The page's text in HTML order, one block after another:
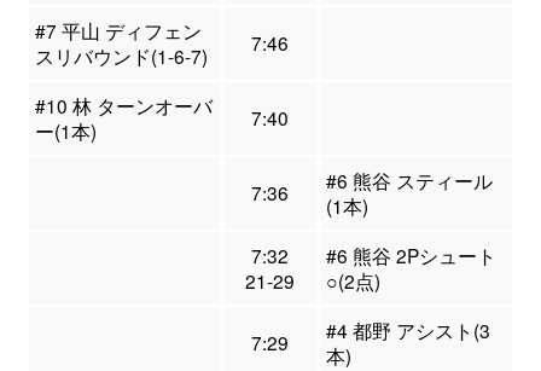
#7 平山 ディフェン
スリバウンド(1-6-7)
7:46
#10 林 ターンオーバ
ー(1本)
7:40
7:36
#6 熊谷 スティール
(1本)
7:32
21-29
#6 熊谷 2Pシュート
○(2点)
7:29
#4 都野 アシスト(3
本)